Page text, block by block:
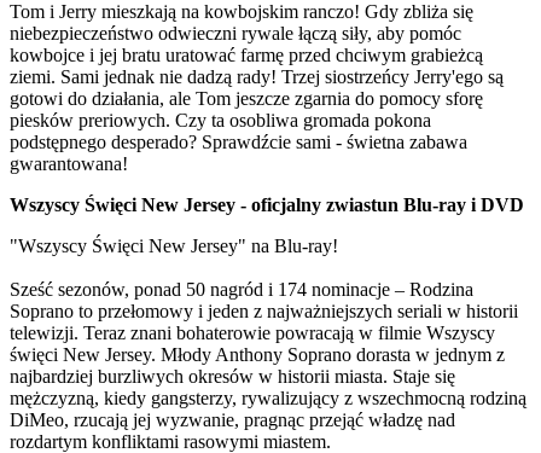
Tom i Jerry mieszkają na kowbojskim ranczo! Gdy zbliża się
niebezpieczeństwo odwieczni rywale łączą siły, aby pomóc
kowbojce i jej bratu uratować farmę przed chciwym grabieżcą
ziemi. Sami jednak nie dadzą rady! Trzej siostrzeńcy Jerry'ego są
gotowi do działania, ale Tom jeszcze zgarnia do pomocy sforę
piesków preriowych. Czy ta osobliwa gromada pokona
podstępnego desperado? Sprawdźcie sami - świetna zabawa
gwarantowana!
Wszyscy Święci New Jersey - oficjalny zwiastun Blu-ray i DVD
"Wszyscy Święci New Jersey" na Blu-ray!
Sześć sezonów, ponad 50 nagród i 174 nominacje – Rodzina
Soprano to przełomowy i jeden z najważniejszych seriali w historii
telewizji. Teraz znani bohaterowie powracają w filmie Wszyscy
święci New Jersey. Młody Anthony Soprano dorasta w jednym z
najbardziej burzliwych okresów w historii miasta. Staje się
mężczyzną, kiedy gangsterzy, rywalizujący z wszechmocną rodziną
DiMeo, rzucają jej wyzwanie, pragnąc przejąć władzę nad
rozdartym konfliktami rasowymi miastem.